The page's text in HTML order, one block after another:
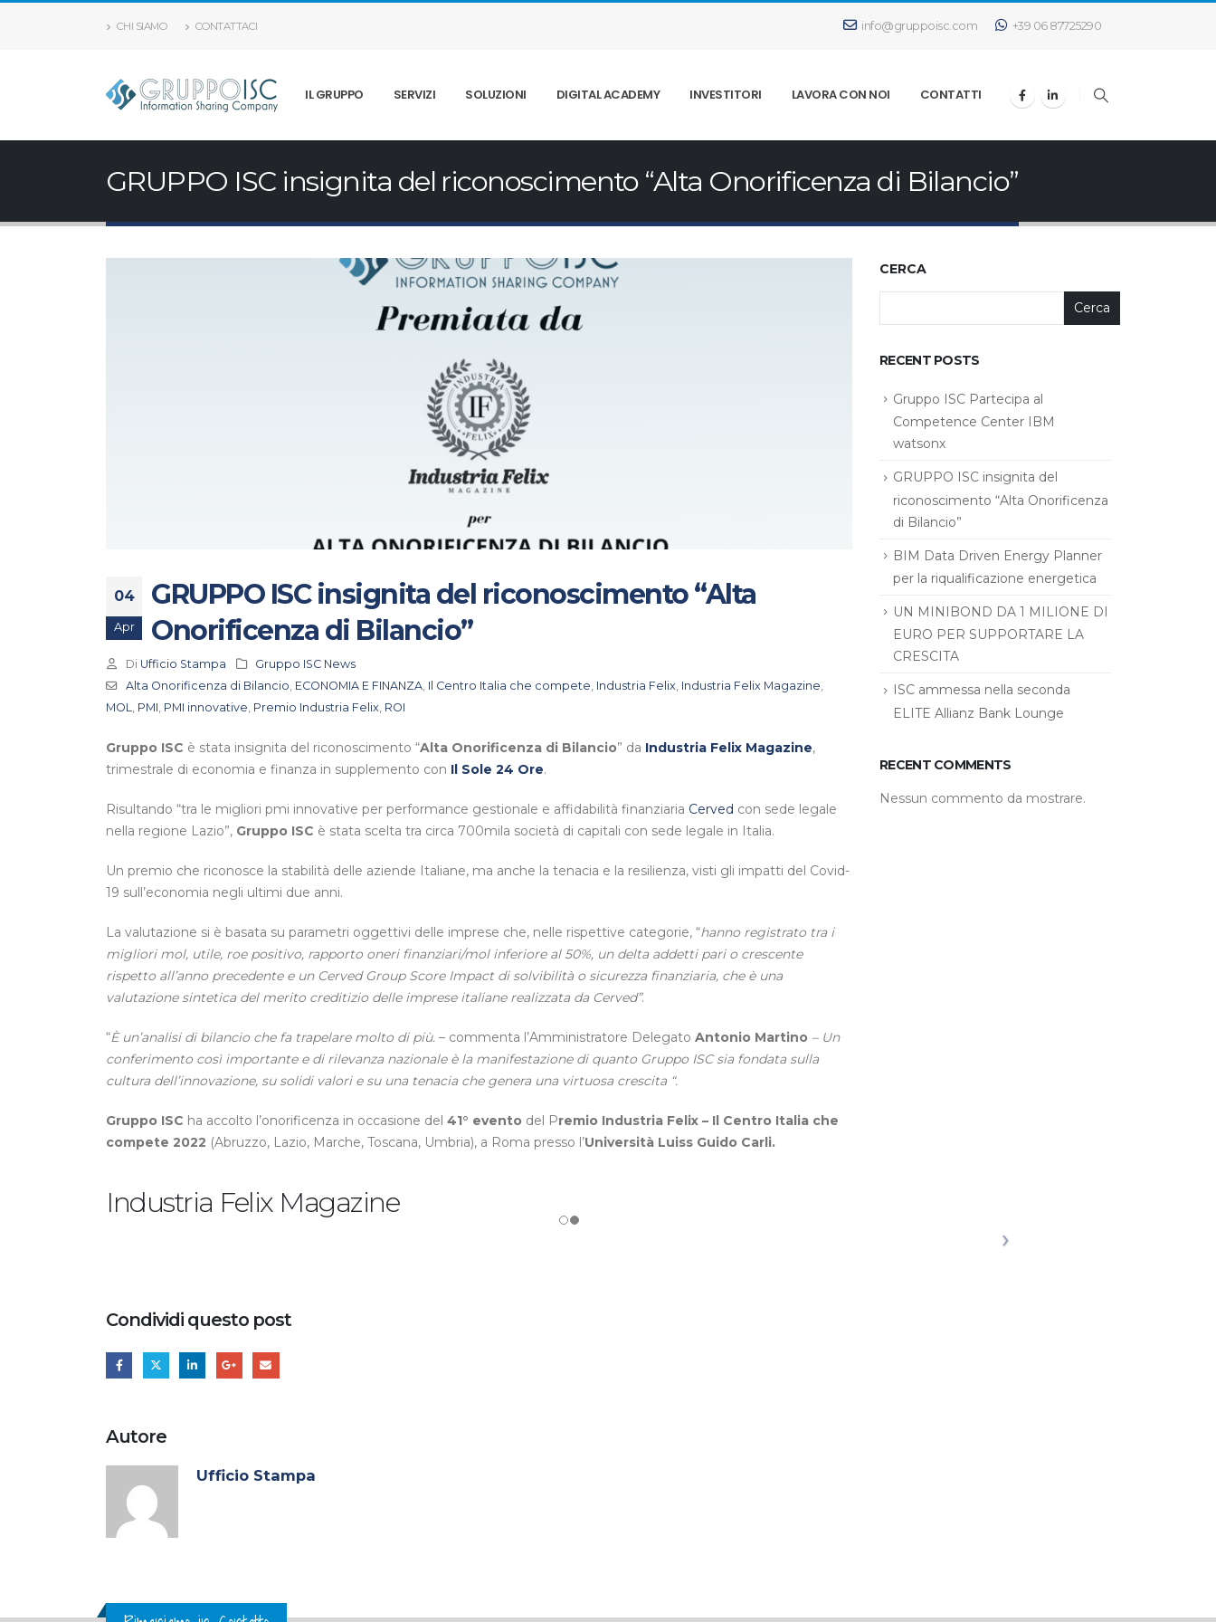
CHI SIAMO CONTATTACI info@gruppoisc.com +39 06 87725290
IL GRUPPO SERVIZI SOLUZIONI DIGITAL ACADEMY INVESTITORI LAVORA CON NOI CONTATTI
GRUPPO ISC insignita del riconoscimento “Alta Onorificenza di Bilancio”
04
Apr
GRUPPO ISC insignita del riconoscimento “Alta
Onorificenza di Bilancio”
Di Ufficio Stampa
Gruppo ISC News
Alta Onorificenza di Bilancio, ECONOMIA E FINANZA, Il Centro Italia che compete, Industria Felix, Industria Felix Magazine,
MOL, PMI, PMI innovative, Premio Industria Felix, ROI
Gruppo ISC è stata insignita del riconoscimento “Alta Onorificenza di Bilancio” da Industria Felix Magazine,
trimestrale di economia e finanza in supplemento con Il Sole 24 Ore.
Risultando “tra le migliori pmi innovative per performance gestionale e affidabilità finanziaria Cerved con sede legale
nella regione Lazio”, Gruppo ISC è stata scelta tra circa 700mila società di capitali con sede legale in Italia.
Un premio che riconosce la stabilità delle aziende Italiane, ma anche la tenacia e la resilienza, visti gli impatti del Covid-
19 sull’economia negli ultimi due anni.
La valutazione si è basata su parametri oggettivi delle imprese che, nelle rispettive categorie, “hanno registrato tra i
migliori mol, utile, roe positivo, rapporto oneri finanziari/mol inferiore al 50%, un delta addetti pari o crescente
rispetto all’anno precedente e un Cerved Group Score Impact di solvibilità o sicurezza finanziaria, che è una
valutazione sintetica del merito creditizio delle imprese italiane realizzata da Cerved”.
“È un’analisi di bilancio che fa trapelare molto di più. – commenta l’Amministratore Delegato Antonio Martino – Un
conferimento così importante e di rilevanza nazionale è la manifestazione di quanto Gruppo ISC sia fondata sulla
cultura dell’innovazione, su solidi valori e su una tenacia che genera una virtuosa crescita “.
Gruppo ISC ha accolto l’onorificenza in occasione del 41° evento del Premio Industria Felix – Il Centro Italia che
compete 2022 (Abruzzo, Lazio, Marche, Toscana, Umbria), a Roma presso l’Università Luiss Guido Carli.
Industria Felix Magazine
Condividi questo post
Autore
Ufficio Stampa
CERCA
Cerca
RECENT POSTS
Gruppo ISC Partecipa al
Competence Center IBM
watsonx
GRUPPO ISC insignita del
riconoscimento “Alta Onorificenza
di Bilancio”
BIM Data Driven Energy Planner
per la riqualificazione energetica
UN MINIBOND DA 1 MILIONE DI
EURO PER SUPPORTARE LA
CRESCITA
ISC ammessa nella seconda
ELITE Allianz Bank Lounge
RECENT COMMENTS
Nessun commento da mostrare.